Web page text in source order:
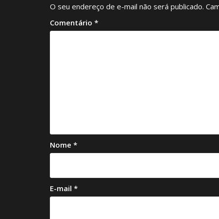
O seu endereço de e-mail não será publicado.
Comentário *
Nome *
E-mail *